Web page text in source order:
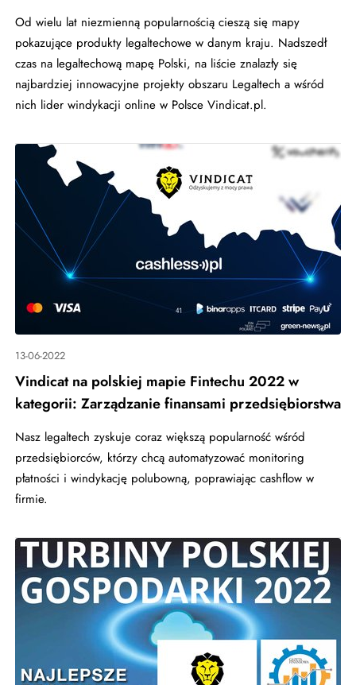
Od wielu lat niezmienną popularnością cieszą się mapy
pokazujące produkty legaltechowe w danym kraju. Nadszedł
czas na legaltechową mapę Polski, na liście znalazły się
najbardziej innowacyjne projekty obszaru Legaltech a wśród
nich lider windykacji online w Polsce Vindicat.pl.
13-06-2022
Vindicat na polskiej mapie Fintechu 2022 w
kategorii: Zarządzanie finansami przedsiębiorstwa
Nasz legaltech zyskuje coraz większą popularność wśród
przedsiębiorców, którzy chcą automatyzować monitoring
płatności i windykację polubowną, poprawiając cashflow w
firmie.